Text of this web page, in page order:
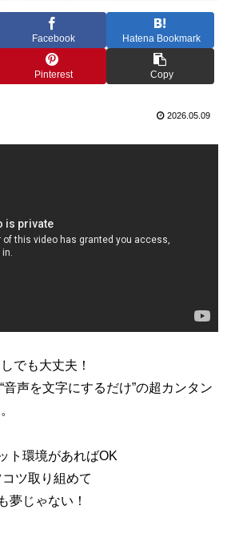
Facebook Hatena Bookmark
Pinterest Copy
2026.05.09
でも大丈夫！
声を文字にするだけ”の超カンタン
ト環境があればOK
ツ取り組めて
夢じゃない！